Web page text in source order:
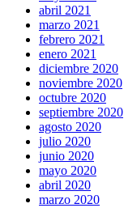
abril 2021
marzo 2021
febrero 2021
enero 2021
diciembre 2020
noviembre 2020
octubre 2020
septiembre 2020
agosto 2020
julio 2020
junio 2020
mayo 2020
abril 2020
marzo 2020